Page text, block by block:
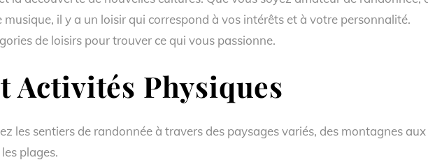
musique, il y a un loisir qui correspond à vos intérêts et à votre personnalité.
de loisirs pour trouver ce qui vous passionne.
Activités Physiques
les sentiers de randonnée à travers des paysages variés, des montagnes aux
plages.